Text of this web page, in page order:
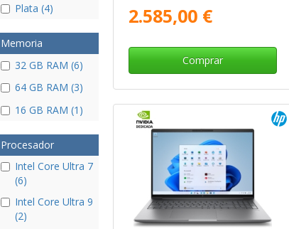
Plata (4)
Memoria
32 GB RAM (6)
64 GB RAM (3)
16 GB RAM (1)
Procesador
Intel Core Ultra 7
(6)
Intel Core Ultra 9
(2)
2.585,00 €
Comprar